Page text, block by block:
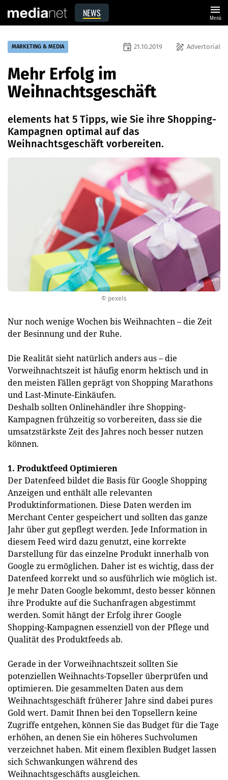
NEWS menu
Menü
© pexels
MARKETING & MEDIA draw Advertorial
event 21.10.2019
Mehr Erfolg im
Weihnachtsgeschäft
elements hat 5 Tipps, wie Sie ihre Shopping-
Kampagnen optimal auf das
Weihnachtsgeschäft vorbereiten.
Nur noch wenige Wochen bis Weihnachten – die Zeit
der Besinnung und der Ruhe.
Die Realität sieht natürlich anders aus – die
Vorweihnachtszeit ist häufig enorm hektisch und in
den meisten Fällen geprägt von Shopping Marathons
und Last-Minute-Einkäufen.
Deshalb sollten Onlinehändler ihre Shopping-
Kampagnen frühzeitig so vorbereiten, dass sie die
umsatzstärkste Zeit des Jahres noch besser nutzen
können.
1. Produktfeed Optimieren
Der Datenfeed bildet die Basis für Google Shopping
Anzeigen und enthält alle relevanten
Produktinformationen. Diese Daten werden im
Merchant Center gespeichert und sollten das ganze
Jahr über gut gepflegt werden. Jede Information in
diesem Feed wird dazu genutzt, eine korrekte
Darstellung für das einzelne Produkt innerhalb von
Google zu ermöglichen. Daher ist es wichtig, dass der
Datenfeed korrekt und so ausführlich wie möglich ist.
Je mehr Daten Google bekommt, desto besser können
ihre Produkte auf die Suchanfragen abgestimmt
werden. Somit hängt der Erfolg ihrer Google
Shopping-Kampagnen essenziell von der Pflege und
Qualität des Produktfeeds ab.
Gerade in der Vorweihnachtszeit sollten Sie
potenziellen Weihnachts-Topseller überprüfen und
optimieren. Die gesammelten Daten aus dem
Weihnachtsgeschäft früherer Jahre sind dabei pures
Gold wert. Damit Ihnen bei den Topsellern keine
Zugriffe entgehen, können Sie das Budget für die Tage
erhöhen, an denen Sie ein höheres Suchvolumen
verzeichnet haben. Mit einem flexiblen Budget lassen
sich Schwankungen während des
Weihnachtsgeschäfts ausgleichen.